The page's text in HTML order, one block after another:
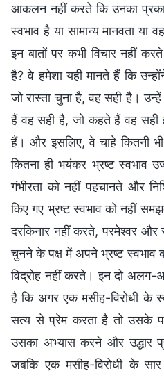
आकलन नहीं करते कि उनका
स्वभाव है या सामान्य मानवता
इन बातों पर कभी विचार नहीं
है? वे हमेशा यही मानते हैं कि
जो रास्ता चुना है, वह सही है।
हैं वह सही है, जो कहते हैं वह सही
हैं। और इसलिए, वे चाहे कितनी
कितना ही भयंकर भ्रष्ट स्वभाव
गंभीरता को नहीं पहचानते और
किए गए भ्रष्ट स्वभाव को नहीं
दरकिनार नहीं करते, परमेश्वर और
चुनने के पक्ष में अपने भ्रष्ट स्वभाव
विद्रोह नहीं करते। इन दो अलग-
है कि अगर एक मसीह-विरोधी के
सत्य से प्रेम करता है तो उसके
उसका अभ्यास करने और उद्धार
जबकि एक मसीह-विरोधी के